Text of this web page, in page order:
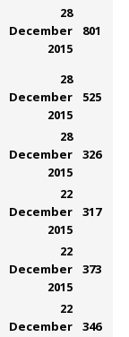
28
December
2015
801
28
December
2015
525
28
December
2015
326
22
December
2015
317
22
December
2015
373
22
December 346